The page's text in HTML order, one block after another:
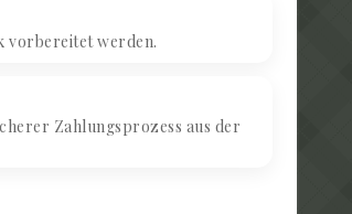
vorbereitet werden.
Zahlungsprozess aus der